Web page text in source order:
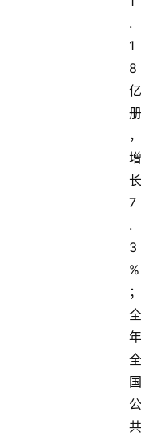
.
1
8
亿
册
，
增
长
7
.
3
%
；
全
年
全
国
公
共